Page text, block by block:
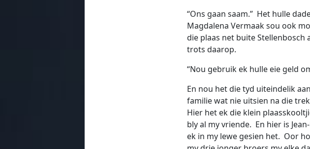
“Ons gaan saam.” Het hulle
Magdalena Vermaak sou ook
die plaas net buite Stellenbosch
trots daarop.
“Nou gebruik ek hulle eie geld
En nou het die tyd uiteindelik
familie wat nie uitsien na die
Hier het ek die klein
bly al my vriende. En hier is
ek in my lewe gesien het. Oor